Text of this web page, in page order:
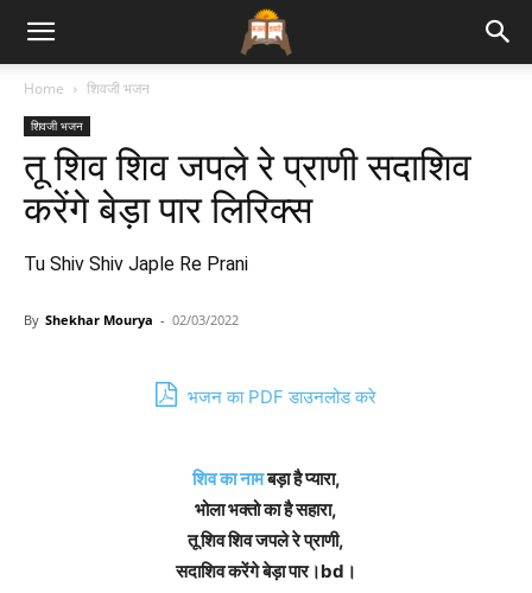
Bhajan
Lyrics
Home शिवजी भजन
शिवजी भजन
तू शिव शिव जपले रे प्राणी सदाशिव
करेंगे बेड़ा पार लिरिक्स
Tu Shiv Shiv Japle Re Prani
By Shekhar Mourya - 02/03/2022
भजन का PDF डाउनलोड करे
शिव का नामबड़ा है प्यारा,
भोला भक्तो का है सहारा,
तू शिव शिव जपले रे प्राणी,
सदाशिव करेंगे बेड़ा पार।bd।